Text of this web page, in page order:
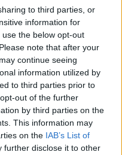
to third parties, or
information for
the below opt-out
note that after your
continue seeing
information utilized by
to third parties prior to
out of the further
by third parties on the
This information may
on the IAB’s List of
further disclose it to other